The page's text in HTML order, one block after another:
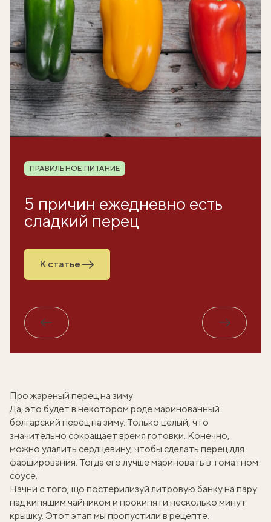
Рубрика
ПРАВИЛЬНОЕ ПИТАНИЕ
5 причин ежедневно есть
сладкий перец
К статье
Обратно Вперед
Про жареный перец на зиму
Да, это будет в некотором родемаринованный
болгарский перецна зиму. Только целый, что
значительно сокращает время готовки. Конечно,
можно удалить сердцевину, чтобы сделать перец для
фарширования. Тогда его лучшемариновать в томатном
соусе.
Начни с того, що постерилизуй литровую банку на пару
над кипящим чайником и прокипяти несколько минут
крышку. Этот этап мы пропустили в рецепте.